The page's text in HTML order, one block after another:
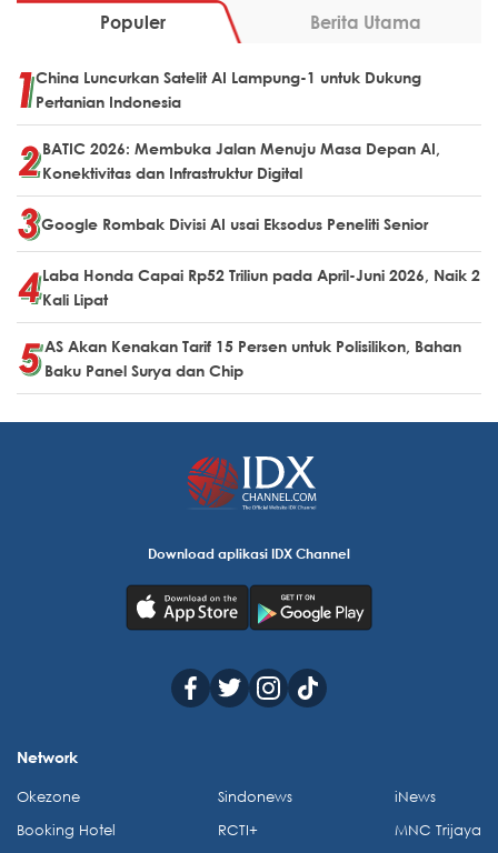
Populer Berita Utama
China Luncurkan Satelit AI Lampung-1 untuk Dukung
Pertanian Indonesia
BATIC 2026: Membuka Jalan Menuju Masa Depan AI,
Konektivitas dan Infrastruktur Digital
Google Rombak Divisi AI usai Eksodus Peneliti Senior
Laba Honda Capai Rp52 Triliun pada April-Juni 2026, Naik 2
Kali Lipat
AS Akan Kenakan Tarif 15 Persen untuk Polisilikon, Bahan
Baku Panel Surya dan Chip
Download aplikasi IDX Channel
Network
Okezone
Booking Hotel
Sindonews
RCTI+
iNews
MNC Trijaya